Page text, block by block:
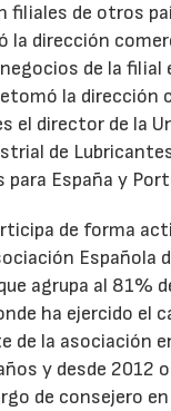
filiales de otros
la dirección
de la filial
la dirección
el director de la
de
para España y
de forma
Española
agrupa al 81%
ha ejercido el
de la asociación
y desde 2012
de consejero